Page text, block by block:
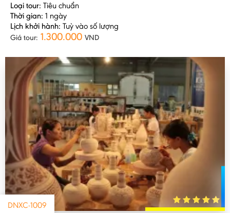
Loại tour: Tiêu chuẩn
Thời gian: 1 ngày
Lịch khởi hành: Tuỳ vào số lượng
Giá tour: 1.300.000 VND
DNXC-1009